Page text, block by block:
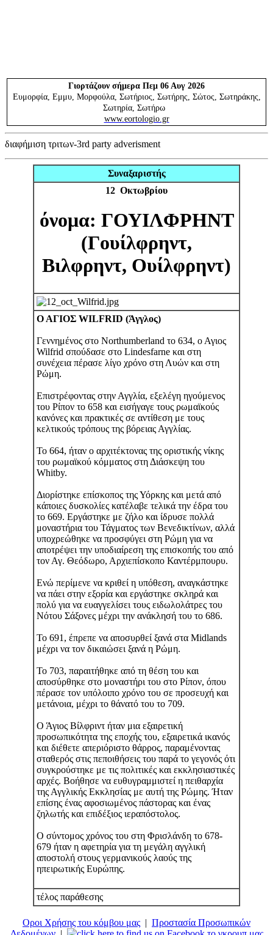
Γιορτάζουν σήμερα Πεμ 06 Αυγ 2026
Ευμορφία, Εμμυ, Μορφούλα, Σωτήριος, Σωτήρης, Σώτος, Σωτηράκης,
Σωτηρία, Σωτήρω
www.eortologio.gr
διαφήμιση τριτων-3rd party adverisment
Συναξαριστής
12 Οκτωβρίου
όνομα: ΓΟΥΙΛΦΡΗΝΤ
(Γουίλφρηντ,
Βιλφρηντ, Ουίλφρηντ)
Ο ΑΓΙΟΣ WILFRID (Άγγλος)
Γεννημένος στο Northumberland το 634, ο Αγιος
Wilfrid σπούδασε στο Lindesfarne και στη
συνέχεια πέρασε λίγο χρόνο στη Λυών και στη
Ρώμη.
Επιστρέφοντας στην Αγγλία, εξελέγη ηγούμενος
του Ρίπον το 658 και εισήγαγε τους ρωμαϊκούς
κανόνες και πρακτικές σε αντίθεση με τους
κελτικούς τρόπους της βόρειας Αγγλίας.
Το 664, ήταν ο αρχιτέκτονας της οριστικής νίκης
του ρωμαϊκού κόμματος στη Διάσκεψη του
Whitby.
Διορίστηκε επίσκοπος της Υόρκης και μετά από
κάποιες δυσκολίες κατέλαβε τελικά την έδρα του
το 669. Εργάστηκε με ζήλο και ίδρυσε πολλά
μοναστήρια του Τάγματος των Βενεδικτίνων, αλλά
υποχρεώθηκε να προσφύγει στη Ρώμη για να
αποτρέψει την υποδιαίρεση της επισκοπής του από
τον Αγ. Θεόδωρο, Αρχιεπίσκοπο Καντέρμπουρυ.
Ενώ περίμενε να κριθεί η υπόθεση, αναγκάστηκε
να πάει στην εξορία και εργάστηκε σκληρά και
πολύ για να ευαγγελίσει τους ειδωλολάτρες του
Νότου Σάξονες μέχρι την ανάκλησή του το 686.
Το 691, έπρεπε να αποσυρθεί ξανά στα Midlands
μέχρι να τον δικαιώσει ξανά η Ρώμη.
Το 703, παραιτήθηκε από τη θέση του και
αποσύρθηκε στο μοναστήρι του στο Ρίπον, όπου
πέρασε τον υπόλοιπο χρόνο του σε προσευχή και
μετάνοια, μέχρι το θάνατό του το 709.
Ο Άγιος Βίλφριντ ήταν μια εξαιρετική
προσωπικότητα της εποχής του, εξαιρετικά ικανός
και διέθετε απεριόριστο θάρρος, παραμένοντας
σταθερός στις πεποιθήσεις του παρά το γεγονός ότι
συγκρούστηκε με τις πολιτικές και εκκλησιαστικές
αρχές. Βοήθησε να ευθυγραμμιστεί η πειθαρχία
της Αγγλικής Εκκλησίας με αυτή της Ρώμης. Ήταν
επίσης ένας αφοσιωμένος πάστορας και ένας
ζηλωτής και επιδέξιος ιεραπόστολος.
Ο σύντομος χρόνος του στη Φρισλάνδη το 678-
679 ήταν η αφετηρία για τη μεγάλη αγγλική
αποστολή στους γερμανικούς λαούς της
ηπειρωτικής Ευρώπης.
τέλος παράθεσης
Οροι Χρήσης του κόμβου μας | Προστασία Προσωπικών